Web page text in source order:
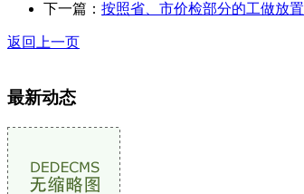
下一篇： 按照省、市价检部分的工做放置
返回上一页
最新动态